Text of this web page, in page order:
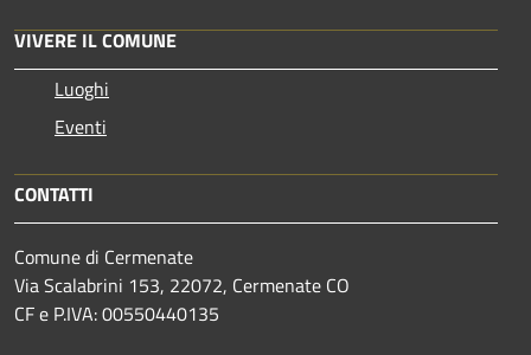
VIVERE IL COMUNE
Luoghi
Eventi
CONTATTI
Comune di Cermenate
Via Scalabrini 153, 22072, Cermenate CO
CF e P.IVA: 00550440135